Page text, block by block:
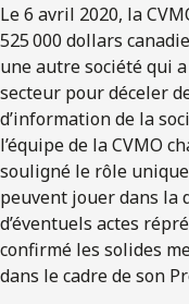
Le 6 avril 2020, la
525 000 dollars
une autre société qui
secteur pour déceler
d’information de la
l’équipe de la CVMO
souligné le rôle
peuvent jouer dans la
d’éventuels actes
confirmé les solides
dans le cadre de son